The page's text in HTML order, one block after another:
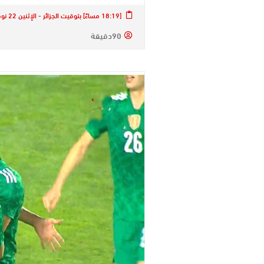
[18:19 مساءً] بتوقيت الجزائر - الإثنين 22 نوفمبر 2021
90دقيقة